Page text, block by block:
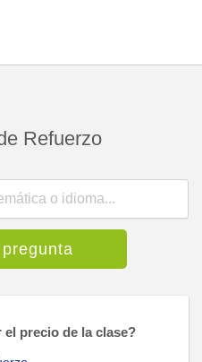
Refuerzo
precio de la clase?